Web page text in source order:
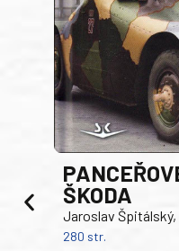
ŠKODA
Jaroslav
280 str.